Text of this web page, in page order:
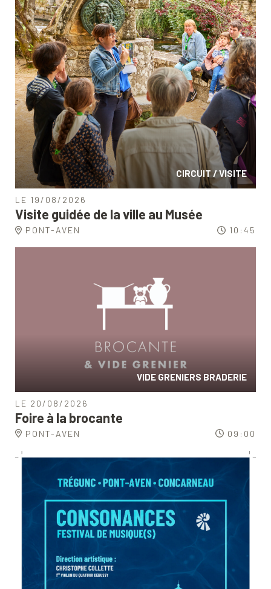
CIRCUIT / VISITE
LE 19/08/2026
Visite guidée de la ville au Musée
PONT-AVEN 10:45
VIDE GRENIERS BRADERIE
LE 20/08/2026
Foire à la brocante
PONT-AVEN 09:00